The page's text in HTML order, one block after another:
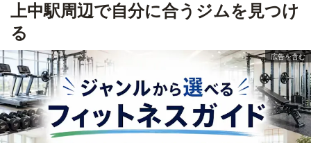
上中駅周辺で自分に合うジムを見つけ
る